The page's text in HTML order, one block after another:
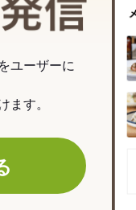
食べロ
ユーザーに
す。